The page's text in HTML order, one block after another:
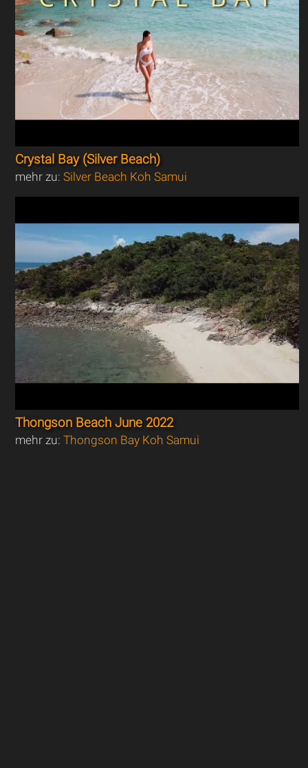
Crystal Bay (Silver Beach)
mehr zu:Silver Beach Koh Samui
Thongson Beach June 2022
mehr zu:Thongson Bay Koh Samui